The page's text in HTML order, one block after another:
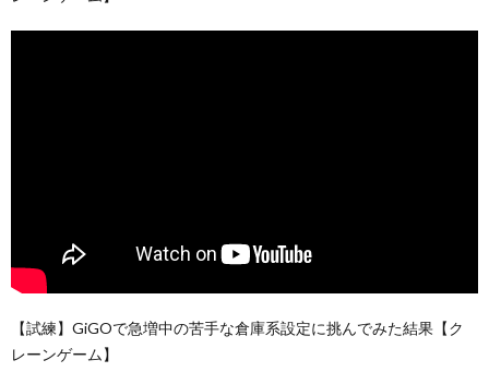
【試練】GiGOで急増中の苦手な倉庫系設定に挑んでみた結果【ク
レーンゲーム】